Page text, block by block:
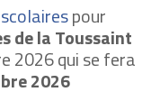
pour
de la Toussaint
2026 qui se fera
2026